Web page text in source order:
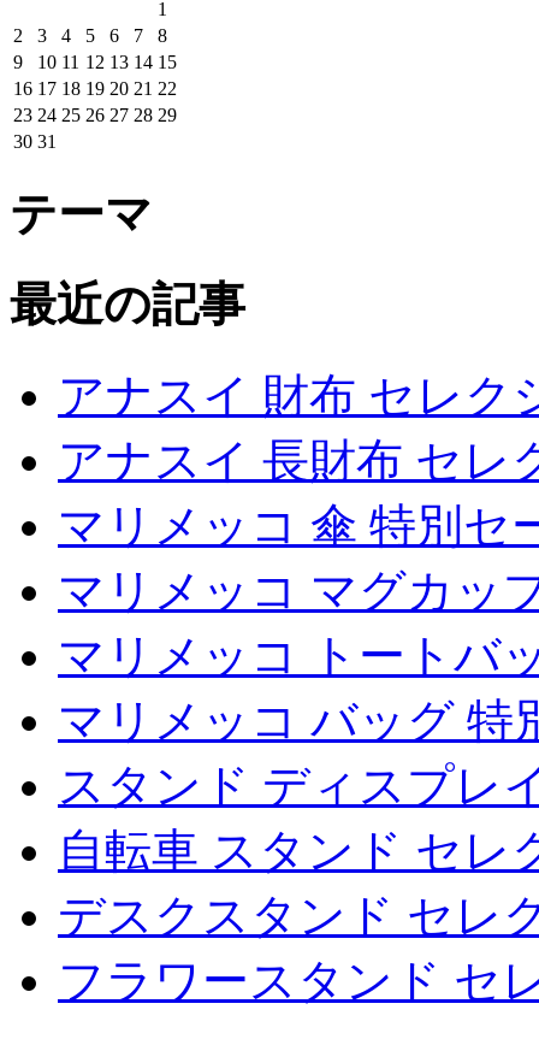
1
2
3 4 5 6 7
8
9
10 11 12 13 14 15
16 17 18 19 20 21 22
23 24 25 26 27 28 29
30 31
テーマ
最近の記事
アナスイ 財布 セレク
アナスイ 長財布 セレ
マリメッコ 傘 特別セ
マリメッコ マグカッ
マリメッコ トートバ
マリメッコ バッグ 特
スタンド ディスプレ
自転車 スタンド セレ
デスクスタンド セレ
フラワースタンド セ